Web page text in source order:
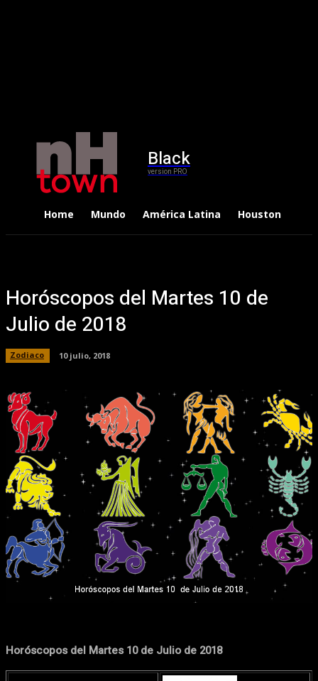
Black
version PRO
Home Mundo América Latina Houston
Horóscopos del Martes 10 de
Julio de 2018
Zodiaco 10 julio, 2018
Facebook WhatsApp
Horóscopos del Martes 10 de Julio de 2018